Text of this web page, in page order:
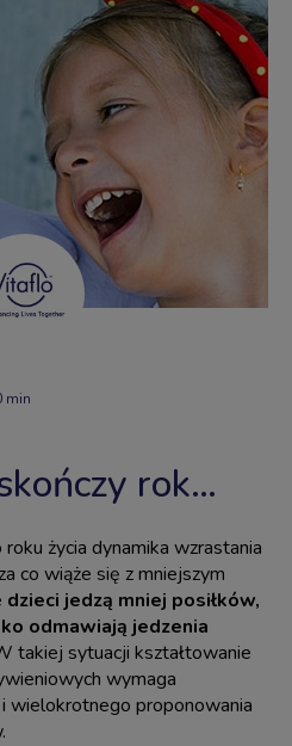
min
rok…
życia dynamika wzrastania
co wiąże się z mniejszym
dzieci jedzą mniej posiłków,
odmawiają jedzenia
takiej sytuacji kształtowanie
wymaga
wielokrotnego proponowania